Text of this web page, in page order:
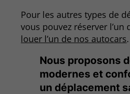
Pour les autres types de
vous pouvez réserver l’un
louer l’un de nos autocars.
Nous proposons
modernes et
un déplacement